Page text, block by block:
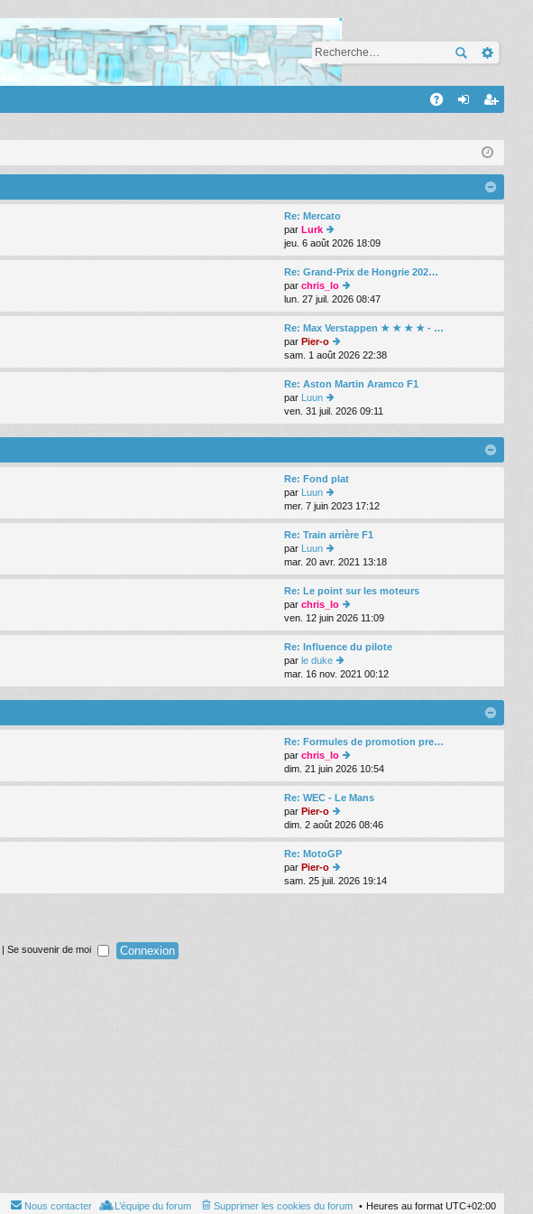
on
nr
eg
ist
r
Re: Mercato
par Lurk
oi
r
le
d
er
ni
er
m
e
s
a
g
jeu. 6 août 2026 18:09
Re: Grand-Prix de Hongrie 202…
par chris_lo
oi
r
le
er
ni
er
e
s
s
g
e
lun. 27 juil. 2026 08:47
Re: Max Verstappen ★ ★ ★ ★ - …
par Pier-o
oi
r
le
d
er
ni
er
e
s
s
a
g
e
sam. 1 août 2026 22:38
Re: Aston Martin Aramco F1
par
Luun
oi
r
le
er
ni
er
m
e
s
s
a
g
e
ven. 31 juil. 2026 09:11
Re: Fond plat
par
Luun
oi
r
le
d
er
ni
er
m
e
s
mer. 7 juin 2023 17:12
Re: Train arrière F1
par
Luun
oi
r
le
d
er
ni
er
m
e
s
s
g
e
mar. 20 avr. 2021 13:18
Re: Le point sur les moteurs
par chris_lo
oi
r
le
d
er
ni
er
e
s
s
a
g
e
ven. 12 juin 2026 11:09
Re: Influence du pilote
par le duke
oi
r
le
er
ni
er
m
e
s
s
a
g
e
mar. 16 nov. 2021 00:12
Re: Formules de promotion pre…
par chris_lo
oi
r
le
er
ni
e
s
dim. 21 juin 2026 10:54
Re: WEC - Le Mans
par Pier-o
oi
r
le
d
er
ni
dim. 2 août 2026 08:46
Re: MotoGP
par Pier-o
oi
r
sam. 25 juil. 2026 19:14
| Se souvenir de moi
Heures au format UTC+02:00
Supprimer les cookies du forum
L’équipe du forum
Nous contacter